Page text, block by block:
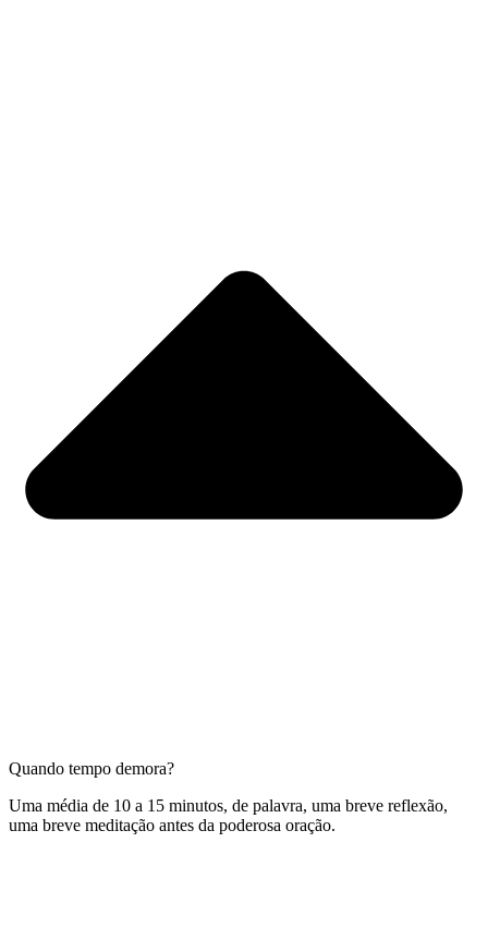
Quando tempo demora?
Uma média de 10 a 15 minutos, de palavra, uma breve reflexão,
uma breve meditação antes da poderosa oração.